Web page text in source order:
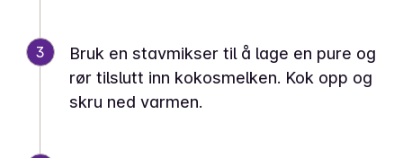
3
Bruk en stavmikser til å lage en pure og
rør tilslutt inn kokosmelken. Kok opp og
skru ned varmen.